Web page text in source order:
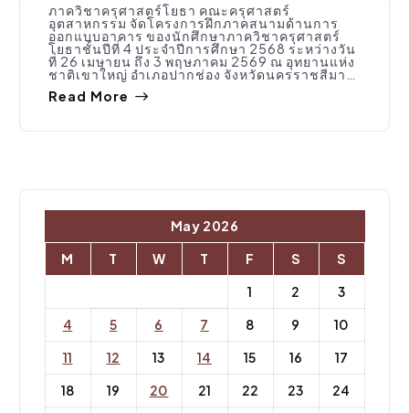
ภาควิชาครุศาสตร์โยธา คณะครุศาสตร์
อุตสาหกรรม จัดโครงการฝึกภาคสนามด้านการ
ออกแบบอาคาร ของนักศึกษาภาควิชาครุศาสตร์
โยธาชั้นปีที่ 4 ประจำปีการศึกษา 2568 ระหว่างวัน
ที่ 26 เมษายน ถึง 3 พฤษภาคม 2569 ณ อุทยานแห่ง
ชาติเขาใหญ่ อำเภอปากช่อง จังหวัดนครราชสีมา…
Read More
May 2026
M
T W T F S
S
1
2
3
4
5 6 7 8 9
10
11
12 13 14 15 16
17
18
19 20 21 22 23
24